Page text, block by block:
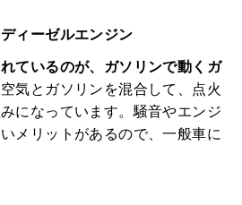
ィーゼルエンジン
ているのが、ガソリンで動くガ
空気とガソリンを混合して、点火
になっています。騒音やエンジ
メリットがあるので、一般車に